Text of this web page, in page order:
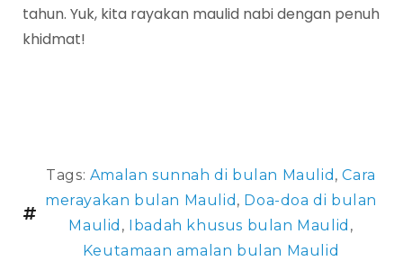
tahun. Yuk, kita rayakan maulid nabi dengan penuh
khidmat!
Tags: Amalan sunnah di bulan Maulid ,Cara
merayakan bulan Maulid , Doa-doa di bulan
Maulid , Ibadah khusus bulan Maulid ,
Keutamaan amalan bulan Maulid